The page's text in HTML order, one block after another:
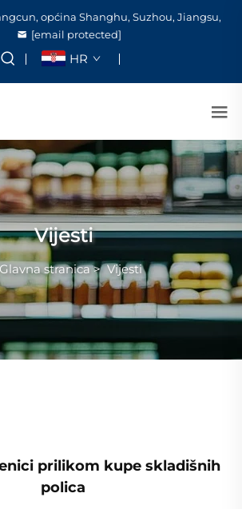
općina Shanghu, Suzhou, Jiangsu,
[email protected]
HR
Vijesti
Glavna stranica>Vijesti
prilikom kupe skladišnih
polica